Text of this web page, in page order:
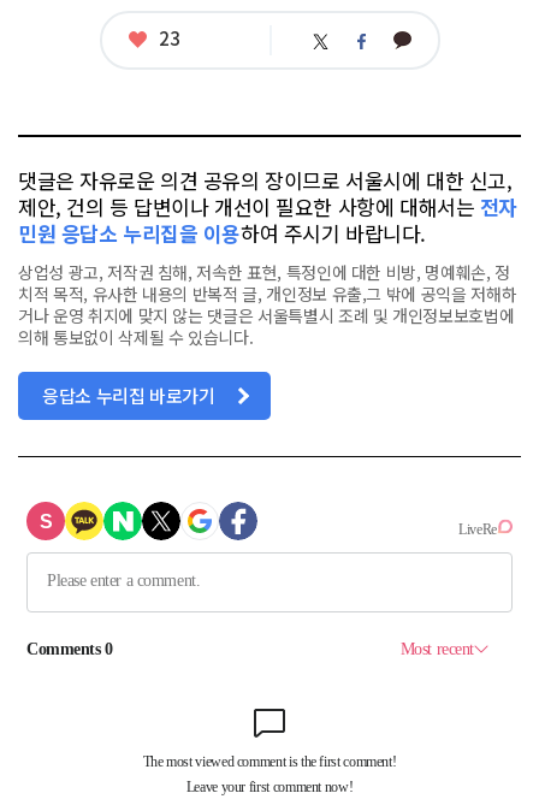
좋
23 트 페 카
댓글은 자유로운 의견 공유의 장이므로 서울시에 대한 신고,
제안, 건의 등 답변이나 개선이 필요한 사항에 대해서는 전자
민원 응답소 누리집을 이용하여 주시기 바랍니다.
상업성 광고, 저작권 침해, 저속한 표현, 특정인에 대한 비방, 명예훼손, 정
치적 목적, 유사한 내용의 반복적 글, 개인정보 유출,그 밖에 공익을 저해하
거나 운영 취지에 맞지 않는 댓글은 서울특별시 조례 및 개인정보보호법에
의해 통보없이 삭제될 수 있습니다.
응답소 누리집 바로가기